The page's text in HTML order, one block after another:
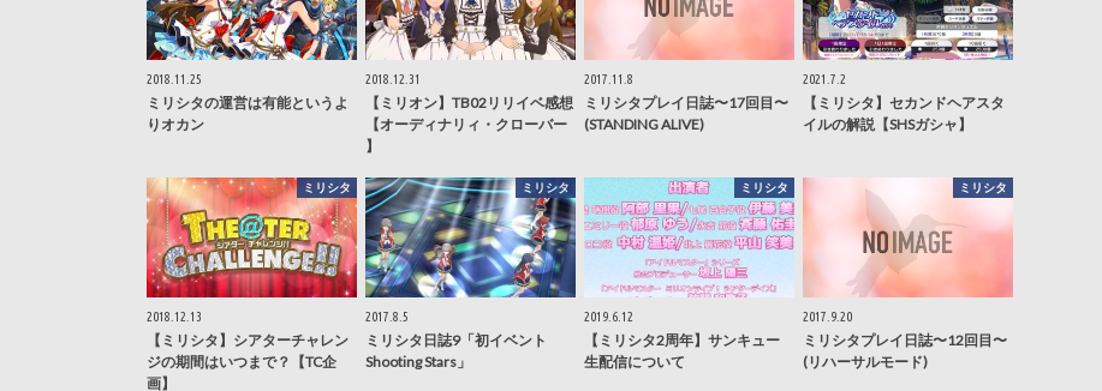
2018.11.25
ミリシタの運営は有能というよ
りオカン
2018.12.31
【ミリオン】TB02リリイベ感想
【オーディナリィ・クローバー
】
2017.11.8
ミリシタプレイ日誌〜17回目〜
(STANDING ALIVE)
2021.7.2
【ミリシタ】セカンドヘアスタ
イルの解説【SHSガシャ】
ミリシタ
2018.12.13
【ミリシタ】シアターチャレン
ジの期間はいつまで？【TC企
画】
ミリシタ
2017.8.5
ミリシタ日誌9「初イベント
Shooting Stars」
ミリシタ
2019.6.12
【ミリシタ2周年】サンキュー
生配信について
ミリシタ
2017.9.20
ミリシタプレイ日誌〜12回目〜
(リハーサルモード)